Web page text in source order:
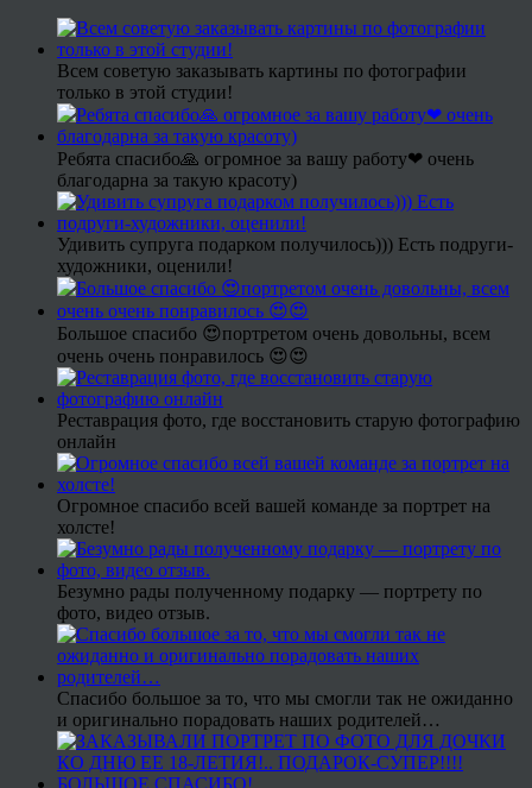
Всем советую заказывать картины по фотографии
только в этой студии!
Ребята спасибо🙏 огромное за вашу работу❤ очень
благодарна за такую красоту)
Удивить супруга подарком получилось))) Есть подруги-
художники, оценили!
Большое спасибо 😍портретом очень довольны, всем
очень очень понравилось 😍😍
Реставрация фото, где восстановить старую фотографию
онлайн
Огромное спасибо всей вашей команде за портрет на
холсте!
Безумно рады полученному подарку — портрету по
фото, видео отзыв.
Спасибо большое за то, что мы смогли так не ожиданно
и оригинально порадовать наших родителей…